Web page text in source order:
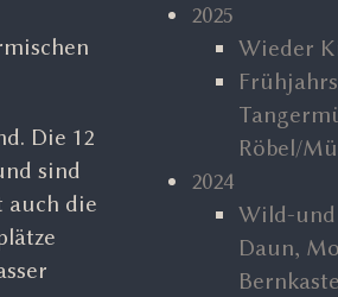
Die 12
sind
auch die
2025
Wieder
Röbel/
2024
Wild-und
Daun,